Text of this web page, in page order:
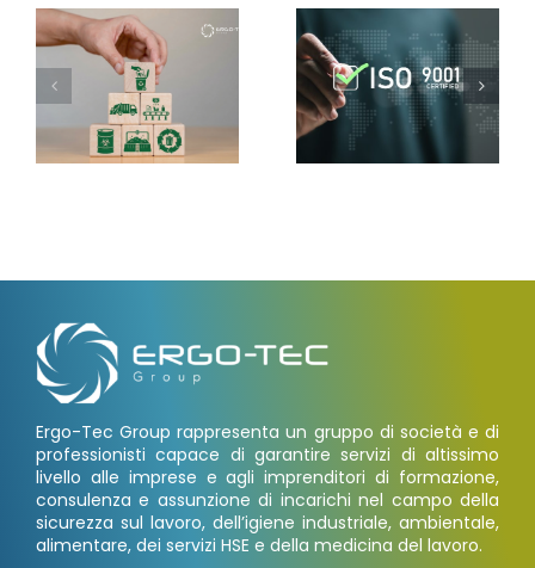
Ergo-Tec Group rappresenta un gruppo di società e di
professionisti capace di garantire servizi di altissimo
livello alle imprese e agli imprenditori di formazione,
consulenza e assunzione di incarichi nel campo della
sicurezza sul lavoro, dell’igiene industriale, ambientale,
alimentare, dei servizi HSE e della medicina del lavoro.